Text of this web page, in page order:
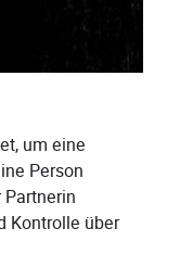
um eine
Person
Kontrolle über